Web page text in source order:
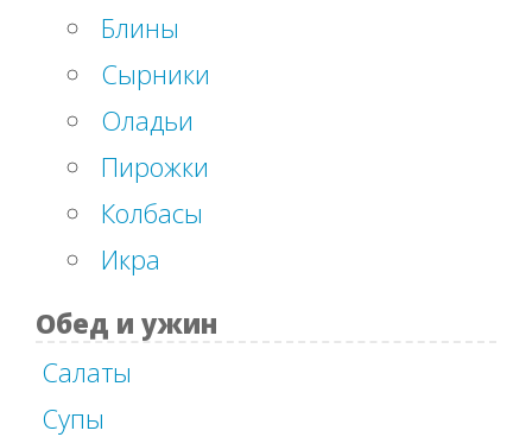
Блины
Сырники
Оладьи
Пирожки
Колбасы
Икра
Обед и ужин
Салаты
Супы